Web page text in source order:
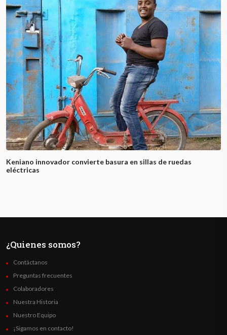
Keniano innovador convierte basura en sillas de ruedas
eléctricas
¿Quienes somos?
Contáctanos
Preguntas frecuentes
Colaboradores
Nuestra Historia
Nuestro Equipo
¡Sigamos en contacto!